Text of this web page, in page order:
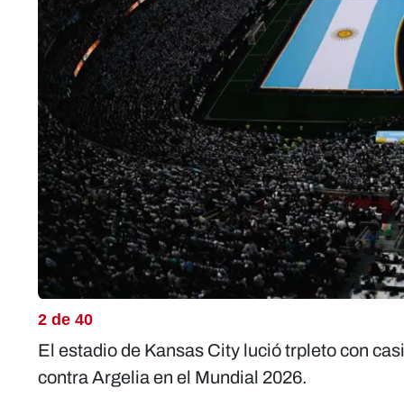
2 de 40
El estadio de Kansas City lució trpleto con
contra Argelia en el Mundial 2026.